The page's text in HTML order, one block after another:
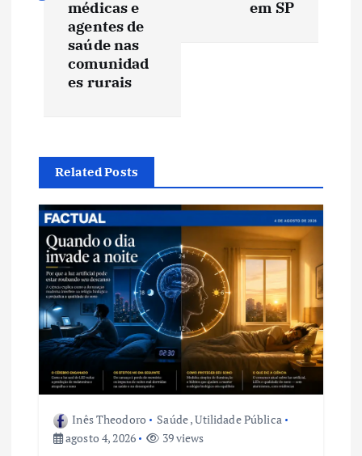
ã
o
d
e
P
o
s
médicas e
agentes de
saúde nas
comunidad
es rurais
em SP
Related Posts
Inês Theodoro Saúde,Utilidade Pública
agosto 4, 2026
39 views